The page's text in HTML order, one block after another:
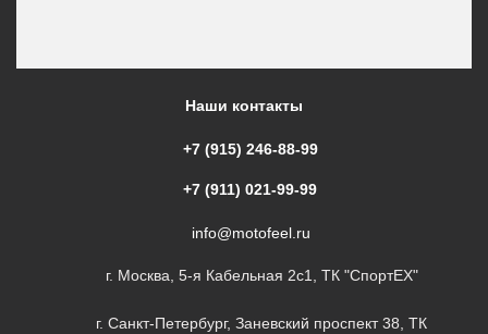
Наши контакты
+7 (915) 246-88-99
+7 (911) 021-99-99
info@motofeel.ru
г. Москва, 5-я Кабельная 2с1, ТК "СпортЕХ"
г. Санкт-Петербург, Заневский проспект 38, ТК